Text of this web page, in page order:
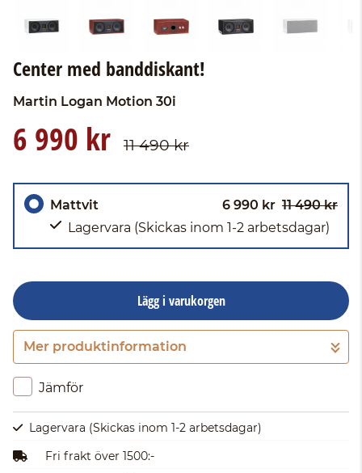
Center med banddiskant!
Martin Logan Motion 30i
6 990 kr 11 490 kr
Mattvit 6 990 kr 11 490 kr
Lagervara (Skickas inom 1-2 arbetsdagar)
Lägg i varukorgen
Gå till kassan
Mer produktinformation
Jämför
Lagervara (Skickas inom 1-2 arbetsdagar)
Fri frakt över 1500:-